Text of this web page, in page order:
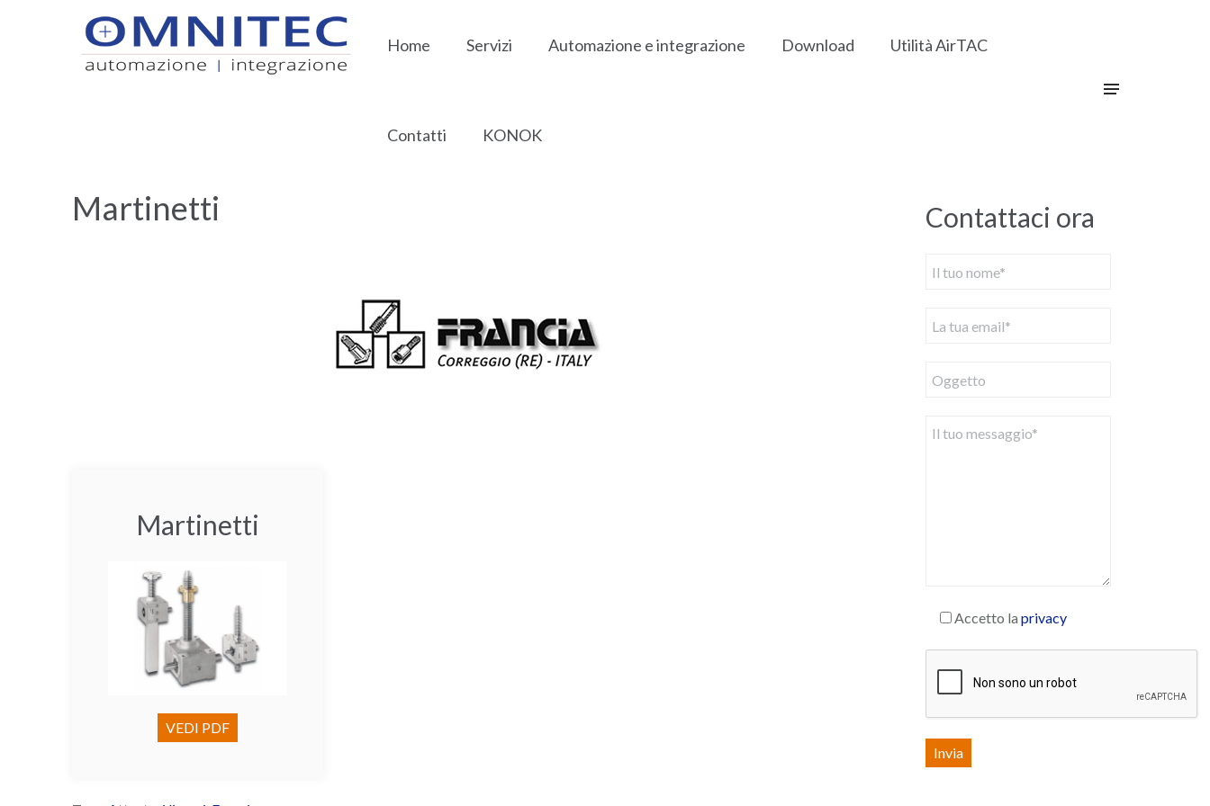
Home Servizi Automazione e integrazione Download Utilità AirTAC
Contatti KONOK
Martinetti
Martinetti
VEDI PDF
Contattaci ora
Accetto la privacy